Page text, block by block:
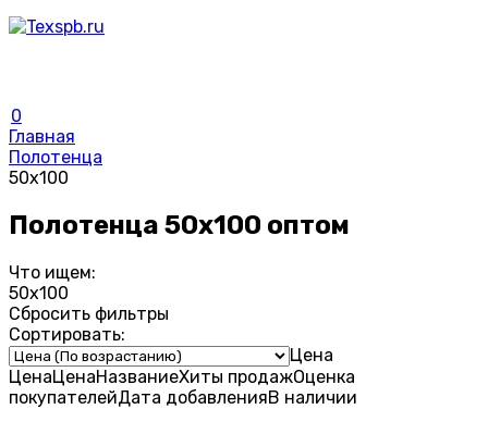
0
Главная
Полотенца
50х100
Полотенца 50х100 оптом
Что ищем:
50х100
Сбросить фильтры
Сортировать:
Цена
ЦенаЦенаНазваниеХиты продажОценка
покупателейДата добавленияВ наличии